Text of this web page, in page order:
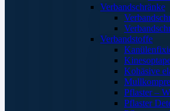
Verbandschränke
Verbandstoffe
Kohäsive
Pflaster –
Pflaster